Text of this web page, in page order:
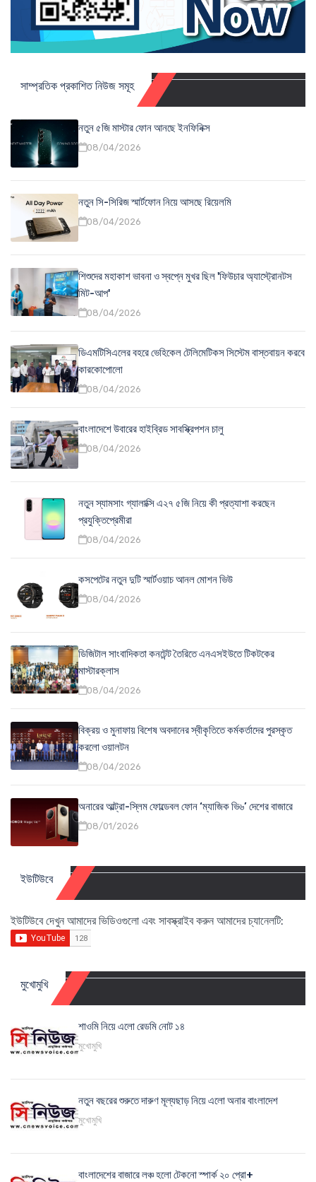
সাম্প্রতিক প্রকাশিত নিউজ সমূহ
নতুন ৫জি মাস্টার ফোন আনছে ইনফিনিক্স
08/04/2026
নতুন সি-সিরিজ স্মার্টফোন নিয়ে আসছে রিয়েলমি
08/04/2026
শিশুদের মহাকাশ ভাবনা ও স্বপ্নে মুখর ছিল 'ফিউচার অ্যাস্ট্রোনটস
মিট-আপ'
08/04/2026
ডিএমটিসিএলের বহরে ভেহিকেল টেলিমেটিকস সিস্টেম বাস্তবায়ন করবে
কারকোপোলো
08/04/2026
বাংলাদেশে উবারের হাইব্রিড সাবস্ক্রিপশন চালু
08/04/2026
নতুন স্যামসাং গ্যালাক্সি এ২৭ ৫জি নিয়ে কী প্রত্যাশা করছেন
প্রযুক্তিপ্রেমীরা
08/04/2026
কসপেটের নতুন দুটি স্মার্টওয়াচ আনল মোশন ভিউ
08/04/2026
ডিজিটাল সাংবাদিকতা কনটেন্ট তৈরিতে এনএসইউতে টিকটকের
মাস্টারক্লাস
08/04/2026
বিক্রয় ও মুনাফায় বিশেষ অবদানের স্বীকৃতিতে কর্মকর্তাদের পুরস্কৃত
করলো ওয়ালটন
08/04/2026
অনারের আল্ট্রা-স্লিম ফোল্ডেবল ফোন ‘ম্যাজিক ভি৬’ দেশের বাজারে
08/01/2026
ইউটিউবে
ইউটিউবে দেখুন আমাদের ভিডিওগুলো এবং সাবস্ক্রাইব করুন আমাদের চ্যানেলটি:
মুখোমুখি
শাওমি নিয়ে এলো রেডমি নোট ১৪
মুখোমুখি
নতুন বছরের শুরুতে দারুণ মূল্যছাড় নিয়ে এলো অনার বাংলাদেশ
মুখোমুখি
বাংলাদেশের বাজারে লঞ্চ হলো টেকনো স্পার্ক ২০ প্রো+